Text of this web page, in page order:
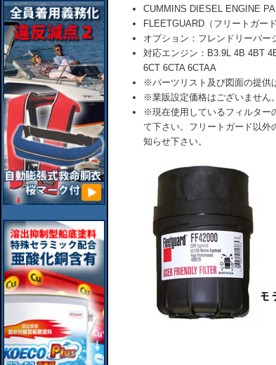
CUMMINS DIESEL ENGINE
FLEETGUARD（フリートガー
オプション：フレンドリーバー
対応エンジン：B3.9L 4B 4BT
6CT 6CTA 6CTAA
※パーツリスト及び図面の提供
※業販設定価格はございません。
※現在使用しているフィルター
て下さい。フリートガード以外
知らせ下さい。